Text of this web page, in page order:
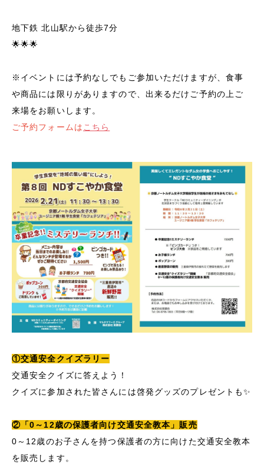
地下鉄 北山駅から徒歩7分
🌟🌟🌟
※イベントには予約なしでもご参加いただけますが、食事
や商品には限りがありますので、出来るだけご予約の上ご
来場をお願いします。
ご予約フォームは こちら
①交通安全クイズラリー
交通安全クイズに答えよう！
クイズに参加された皆さんには啓発グッズのプレゼントも✨
②「0～12歳の保護者向け交通安全教本」販売
0～12歳のお子さんを持つ保護者の方に向けた交通安全教本
を販売します。